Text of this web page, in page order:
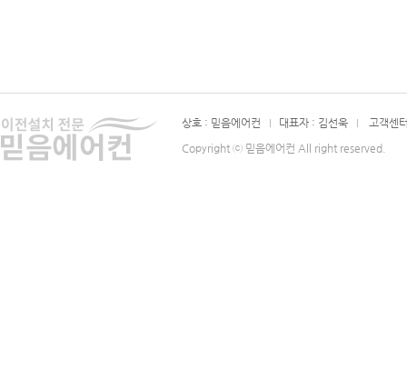
상호 : 믿음에어컨 대표자 : 김선욱
고객센
Copyright ⓒ 믿음에어컨 All right reserved.